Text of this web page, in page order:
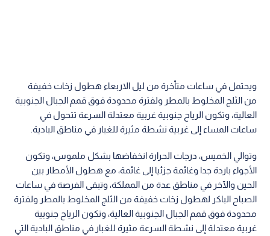
ويحتمل في ساعات متأخرة من ليل الاربعاء هطول زخات خفيفة
من الثلج المخلوط بالمطر ولفترة محدودة فوق قمم الجبال الجنوبية
العالية، وتكون الرياح جنوبية غربية معتدلة السرعة تتحول في
ساعات المساء إلى غربية نشطة مثيرة للغبار في مناطق البادية.
وتوالي الخميس، درجات الحرارة انخفاضها بشكل ملموس، وتكون
الأجواء باردة جدا وغائمة جزئيا إلى غائمة، مع هطول الأمطار بين
الحين والآخر في مناطق عدة من المملكة، وتبقى الفرصة في ساعات
الصباح الباكر لهطول زخات خفيفة من الثلج المخلوط بالمطر ولفترة
محدودة فوق قمم الجبال الجنوبية العالية، وتكون الرياح جنوبية
غربية معتدلة إلى نشطة السرعة مثيرة للغبار في مناطق البادية التي